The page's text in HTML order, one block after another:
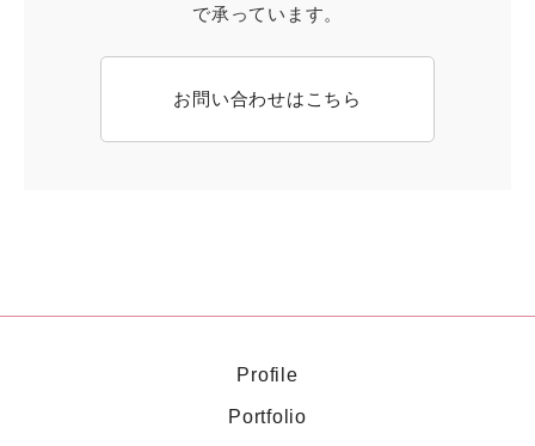
で承っています。
お問い合わせはこちら
Profile
Portfolio